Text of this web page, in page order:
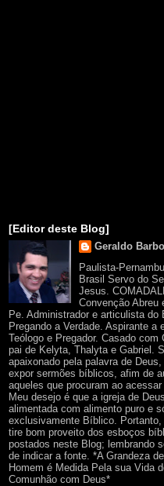
[Editor deste Blog]
Geraldo
Paulista-
Brasil Servo do
Jesus.
Convenção Abreu
Pe. Administrador e articulista do
Pregando a Verdade. Aspirante a
Teólogo e Pregador. Casado com
pai de Kelyta, Thalyta e Gabriel.
apaixonado pela palavra de
expor sermões bíblicos, afim de
aqueles que procuram ao acessar
Meu desejo é que a igreja de
alimentada com alimento puro e
exclusivamente Bíblico.
tire bom proveito dos esboços
postados neste Blog; lembrando
de indicar a fonte. *A Grandeza
Homem é Medida Pela sua Vida
Comunhão com Deus*